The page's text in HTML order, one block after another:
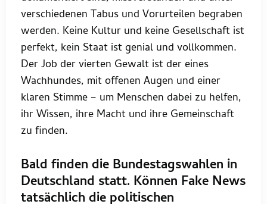
verschiedenen Tabus und Vorurteilen begraben
werden. Keine Kultur und keine Gesellschaft ist
perfekt, kein Staat ist genial und vollkommen.
Der Job der vierten Gewalt ist der eines
Wachhundes, mit offenen Augen und einer
klaren Stimme – um Menschen dabei zu helfen,
ihr Wissen, ihre Macht und ihre Gemeinschaft
zu finden.
Bald finden die Bundestagswahlen in
Deutschland statt. Können Fake News
tatsächlich die politischen